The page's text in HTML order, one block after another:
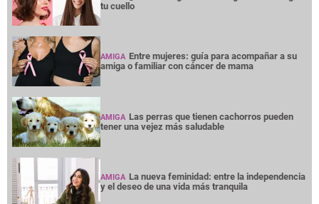
tu cuello
AMIGA Entre mujeres: guía para acompañar a su
amiga o familiar con cáncer de mama
AMIGA Las perras que tienen cachorros pueden
tener una vejez más saludable
AMIGA La nueva feminidad: entre la independencia
y el deseo de una vida más tranquila